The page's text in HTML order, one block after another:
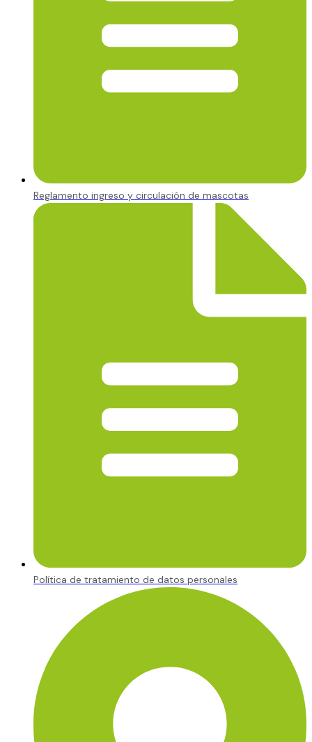
Reglamento ingreso y circulación de mascotas
Política de tratamiento de datos personales